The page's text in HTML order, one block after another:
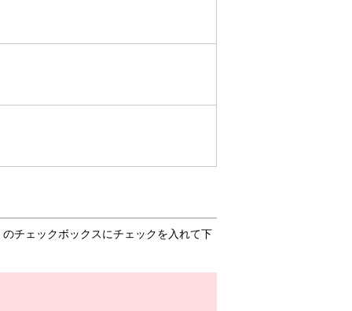
チェックボックスにチェックを入れて下